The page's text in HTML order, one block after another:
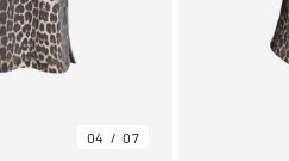
04 07